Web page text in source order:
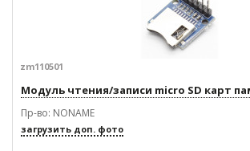
zm110501
Модуль чтения/записи micro SD карт
Пр-во: NONAME
загрузить доп. фото